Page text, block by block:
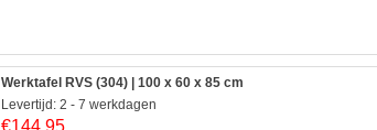
Werktafel RVS (304) | 100 x 60 x 85 cm
Levertijd: 2 - 7 werkdagen
€144,95